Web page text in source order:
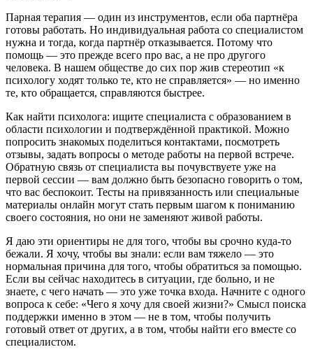
Парная терапия — один из инструментов, если оба партнёра
готовы работать. Но индивидуальная работа со специалистом
нужна и тогда, когда партнёр отказывается. Потому что
помощь — это прежде всего про вас, а не про другого
человека. В нашем обществе до сих пор жив стереотип «к
психологу ходят только те, кто не справляется» — но именно
те, кто обращается, справляются быстрее.
Как найти психолога: ищите специалиста с образованием в
области психологии и подтверждённой практикой. Можно
попросить знакомых поделиться контактами, посмотреть
отзывы, задать вопросы о методе работы на первой встрече.
Обратную связь от специалиста вы почувствуете уже на
первой сессии — вам должно быть безопасно говорить о том,
что вас беспокоит. Тесты на привязанность или специальные
материалы онлайн могут стать первым шагом к пониманию
своего состояния, но они не заменяют живой работы.
Я даю эти ориентиры не для того, чтобы вы срочно куда-то
бежали. Я хочу, чтобы вы знали: если вам тяжело — это
нормальная причина для того, чтобы обратиться за помощью.
Если вы сейчас находитесь в ситуации, где больно, и не
знаете, с чего начать — это уже точка входа. Начните с одного
вопроса к себе: «Чего я хочу для своей жизни?» Смысл поиска
поддержки именно в этом — не в том, чтобы получить
готовый ответ от других, а в том, чтобы найти его вместе со
специалистом.